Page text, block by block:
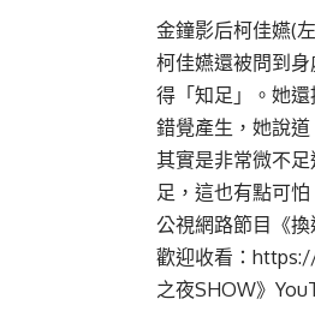
金鐘影后柯佳嬿(
柯佳嬿還被問到
得「知足」。她
錯覺產生，她說
其實是非常微不
足，這也有點可怕
公視網路節目《
歡迎收看：
之夜SHOW》